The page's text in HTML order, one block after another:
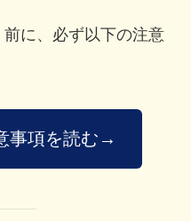
に、必ず以下の注意
事項を読む→